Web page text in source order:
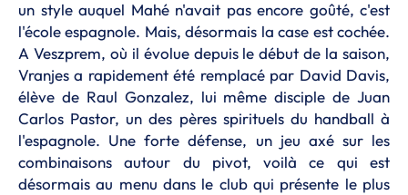
un style auquel Mahé n'avait pas encore goûté, c'est
l'école espagnole. Mais, désormais la case est cochée.
A Veszprem, où il évolue depuis le début de la saison,
Vranjes a rapidement été remplacé par David Davis,
élève de Raul Gonzalez, lui même disciple de Juan
Carlos Pastor, un des pères spirituels du handball à
l'espagnole. Une forte défense, un jeu axé sur les
combinaisons autour du pivot, voilà ce qui est
désormais au menu dans le club qui présente le plus